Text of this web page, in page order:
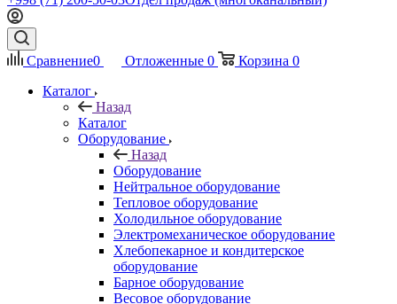
Сравнение0 Отложенные 0 Корзина 0
Каталог
Назад
Каталог
Оборудование
Назад
Оборудование
Нейтральное оборудование
Тепловое оборудование
Холодильное оборудование
Электромеханическое оборудование
Хлебопекарное и кондитерское
оборудование
Барное оборудование
Весовое оборудование